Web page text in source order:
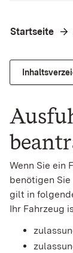
Startseite
Wenn Sie ein
benötigen
gilt in
Ihr Fahrzeug